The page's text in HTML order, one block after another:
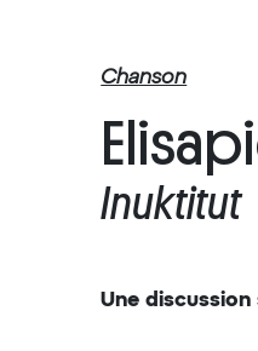
Inuktitut
Chanson
Une